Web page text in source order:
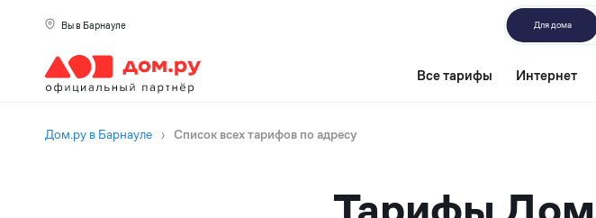
Вы в Барнауле Для дома
Все тарифы Интернет
Дом.ру в Барнауле › Список всех тарифов по адресу